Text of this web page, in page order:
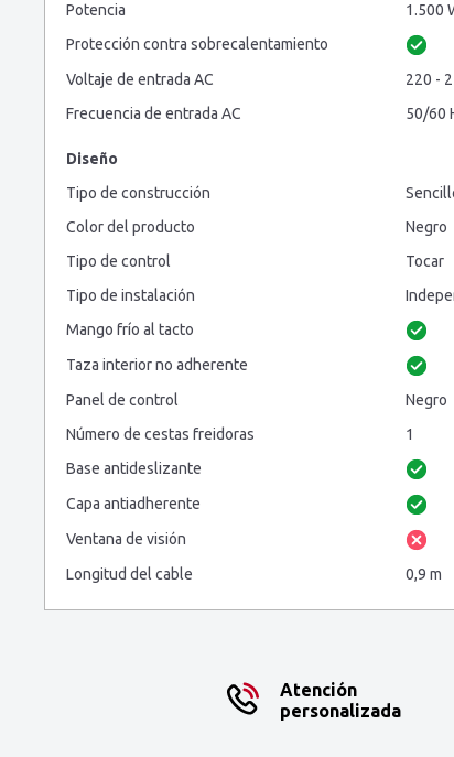
Potencia
1.500
Protección contra sobrecalentamiento
Voltaje de entrada AC
220 -
Frecuencia de entrada AC
50/60
Diseño
Tipo de construcción
Color del producto
Negro
Tipo de control
Tocar
Tipo de instalación
Mango frío al tacto
Taza interior no adherente
Panel de control
Negro
Número de cestas freidoras
1
Base antideslizante
Capa antiadherente
Ventana de visión
Longitud del cable
0,9 m
Atención
personalizada